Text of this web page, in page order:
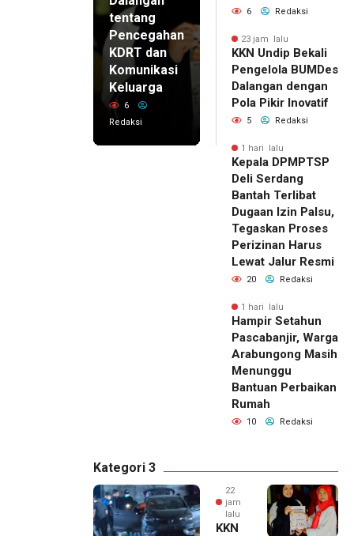
tentang
Pencegahan
KDRT dan
Komunikasi
Keluarga
6
Redaksi
6 Redaksi
23 jam lalu
KKN Undip Bekali
Pengelola BUMDes
Dalangan dengan
Pola Pikir Inovatif
5 Redaksi
1 hari lalu
Kepala DPMPTSP
Deli Serdang
Bantah Terlibat
Dugaan Izin Palsu,
Tegaskan Proses
Perizinan Harus
Lewat Jalur Resmi
20 Redaksi
1 hari lalu
Hampir Setahun
Pascabanjir, Warga
Arabungong Masih
Menunggu
Bantuan Perbaikan
Rumah
10 Redaksi
Kategori 3
22
jam
lalu
KKN